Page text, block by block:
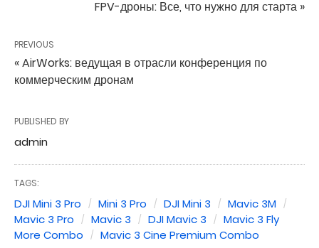
FPV-дроны: Все, что нужно для старта »
PREVIOUS
« AirWorks: ведущая в отрасли конференция по
коммерческим дронам
PUBLISHED BY
admin
TAGS:
DJI Mini 3 Pro Mini 3 Pro DJI Mini 3
Mavic 3M
Mavic 3 Pro
Mavic 3 DJI Mavic 3
Mavic 3 Fly
More Combo
Mavic 3 Cine Premium Combo